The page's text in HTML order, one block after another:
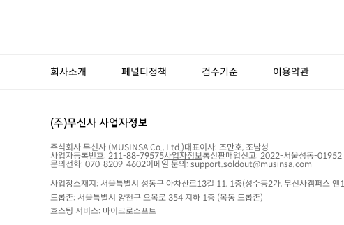
회사소개 페널티정책 검수기준 이용약관
(주)무신사 사업자정보
주식회사 무신사 (MUSINSA Co., Ltd.)대표이사: 조만호, 조남성
사업자등록번호: 211-88-79575사업자정보통신판매업신고: 2022-서울성동-01952
문의전화: 070-8209-4602이메일 문의: support.soldout@musinsa.com
사업장소재지: 서울특별시 성동구 아차산로13길 11, 1층(성수동2가, 무신사캠퍼스 엔
드롭존: 서울특별시 양천구 오목로 354 지하 1층 (목동 드롭존)
호스팅 서비스: 마이크로소프트